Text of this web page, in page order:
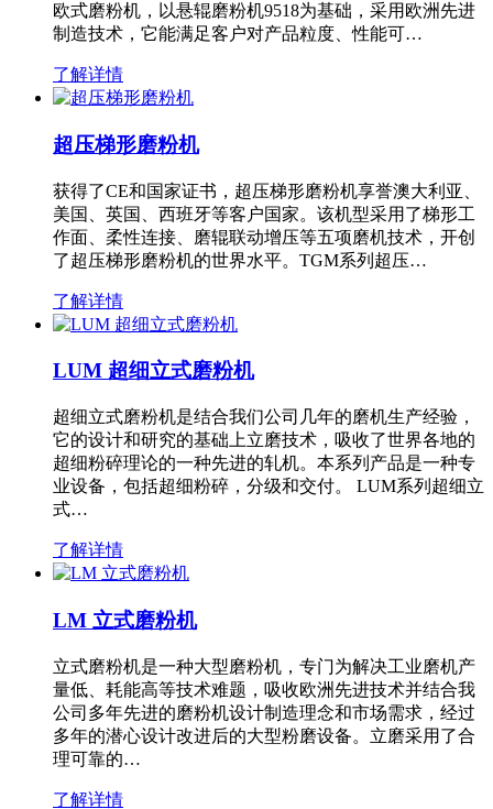
欧式磨粉机，以悬辊磨粉机9518为基础，采用欧洲先进
制造技术，它能满足客户对产品粒度、性能可…
了解详情
超压梯形磨粉机
获得了CE和国家证书，超压梯形磨粉机享誉澳大利亚、
美国、英国、西班牙等客户国家。该机型采用了梯形工
作面、柔性连接、磨辊联动增压等五项磨机技术，开创
了超压梯形磨粉机的世界水平。TGM系列超压…
了解详情
LUM 超细立式磨粉机
超细立式磨粉机是结合我们公司几年的磨机生产经验，
它的设计和研究的基础上立磨技术，吸收了世界各地的
超细粉碎理论的一种先进的轧机。本系列产品是一种专
业设备，包括超细粉碎，分级和交付。 LUM系列超细立
式…
了解详情
LM 立式磨粉机
立式磨粉机是一种大型磨粉机，专门为解决工业磨机产
量低、耗能高等技术难题，吸收欧洲先进技术并结合我
公司多年先进的磨粉机设计制造理念和市场需求，经过
多年的潜心设计改进后的大型粉磨设备。立磨采用了合
理可靠的…
了解详情